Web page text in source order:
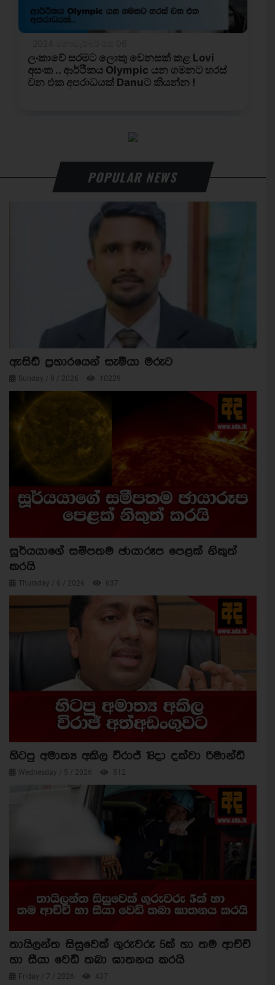
POPULAR NEWS
ඇසිඩ් ප්‍රහාරයෙන් සැමියා මරුට
Sunday / 9 / 2026 10229
සූර්යයාගේ සමීපතම ඡායාරූප පෙළක් නිකුත්
කරයි
Thursday / 6 / 2026 637
හිටපු අමාත්‍ය අකිල විරාජ් 18දා දක්වා රිමාන්ඩ්
Wednesday / 5 / 2026 512
තායිලන්ත සිසුවෙක් ගුරුවරු 5ක් හා තම ආච්චි
හා සීයා වෙඩි තබා ඝාතනය කරයි
Friday / 7 / 2026 437